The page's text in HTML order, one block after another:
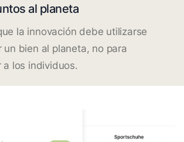
al planeta
la innovación debe utilizarse
un bien al planeta, no para
a los individuos.